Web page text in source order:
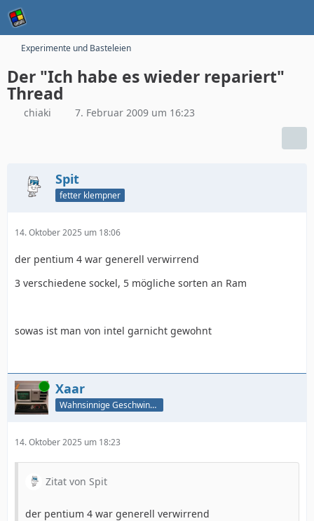
Experimente und Basteleien
Der "Ich habe es wieder repariert"
Thread
chiaki 7. Februar 2009 um 16:23
Spit
fetter klempner
14. Oktober 2025 um 18:06
der pentium 4 war generell verwirrend
3 verschiedene sockel, 5 mögliche sorten an Ram
sowas ist man von intel garnicht gewohnt
Online Xaar
Wahnsinnige Geschwindigkeit - und los!
14. Oktober 2025 um 18:23
Zitat von Spit
der pentium 4 war generell verwirrend